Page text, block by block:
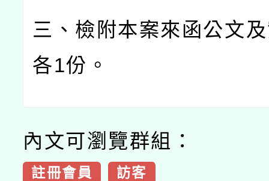
三、檢附本案來函公文
各1份。
內文可瀏覽群組：
註冊會員 訪客